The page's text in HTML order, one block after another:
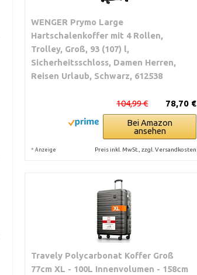
WENGER Prymo Large
Hartschalenkoffer mit 4 Rollen,
Trolley, Groß, 93 (107) l,
Sicherheitsschloss, Damen Herren,
Reisen Urlaub, Schwarz, 612538
78,70 €
104,99 €
Bei Amazon
ansehen
* Anzeige Preis inkl. MwSt., zzgl. Versandkosten
Travely Polycarbonat Koffer Groß
77cm XL - 100L Innenvolumen - 158cm